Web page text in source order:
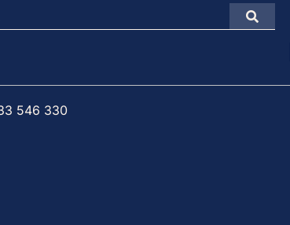
546 330